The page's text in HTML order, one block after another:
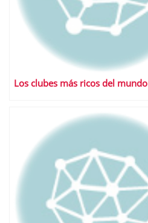
Los clubes más ricos del mundo